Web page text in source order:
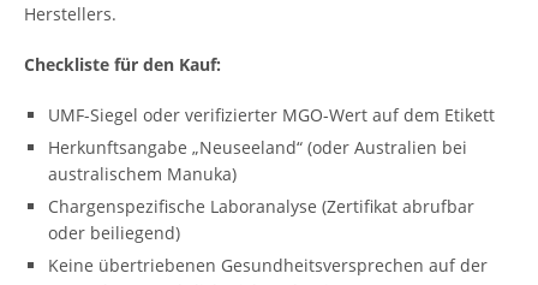
Herstellers.
Checkliste für den Kauf:
UMF-Siegel oder verifizierter MGO-Wert auf dem Etikett
Herkunftsangabe „Neuseeland“ (oder Australien bei
australischem Manuka)
Chargenspezifische Laboranalyse (Zertifikat abrufbar
oder beiliegend)
Keine übertriebenen Gesundheitsversprechen auf der